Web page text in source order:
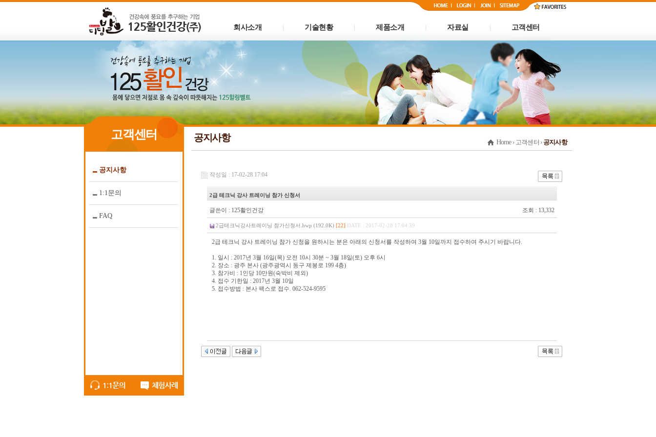
회사소개 기술현황 제품소개 자료실 고객센터
고객센터
공지사항
1:1문의
FAQ
공지사항 Home› 고객센터 › 공지사항
작성일 : 17-02-28 17:04
2급 테크닉 강사 트레이닝 참가 신청서
글쓴이 : 125활인건강 조회 : 13,332
2급테크닉강사트레이닝 참가신청서.hwp (192.0K) [22] DATE : 2017-02-28 17:04:39
2급 테크닉 강사 트레이닝 참가 신청을 원하시는 분은 아래의 신청서를 작성하여 3월 10일까지 접수하여 주시기 바랍니다.
1. 일시 : 2017년 3월 16일(목) 오전 10시 30분 ~ 3월 18일(토) 오후 6시
2. 장소 : 광주 본사 (광주광역시 동구 제봉로 199 4층)
3. 참가비 : 1인당 10만원(숙박비 제외)
4. 접수 기한일 : 2017년 3월 10일
5. 접수방법 : 본사 팩스로 접수. 062-524-9595